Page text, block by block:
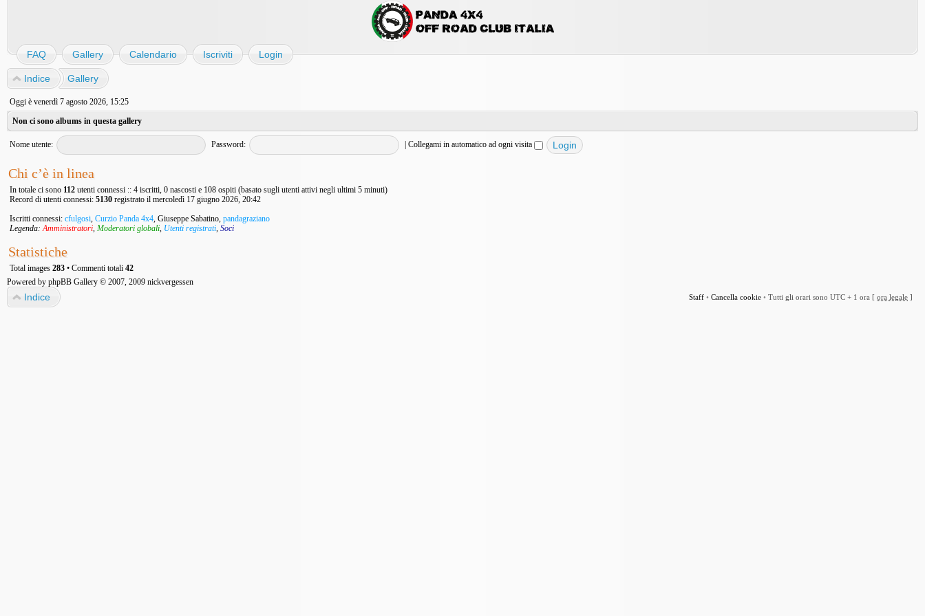
FAQ Gallery Calendario Iscriviti Login
Indice Gallery
Oggi è venerdì 7 agosto 2026, 15:25
Non ci sono albums in questa gallery
Nome utente: Password: | Collegami in automatico ad ogni visita
Chi c’è in linea
In totale ci sono 112 utenti connessi :: 4 iscritti, 0 nascosti e 108 ospiti (basato sugli utenti attivi negli ultimi 5 minuti)
Record di utenti connessi: 5130 registrato il mercoledì 17 giugno 2026, 20:42
Iscritti connessi: cfulgosi, Curzio Panda 4x4, Giuseppe Sabatino, pandagraziano
Legenda:Amministratori, Moderatori globali, Utenti registrati, Soci
Statistiche
Total images 283 • Commenti totali 42
Powered by phpBB Gallery © 2007, 2009 nickvergessen
Staff • Cancella cookie • Tutti gli orari sono UTC + 1 ora [ ora legale ]
Indice